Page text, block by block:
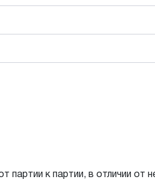
к партии, в отличии от